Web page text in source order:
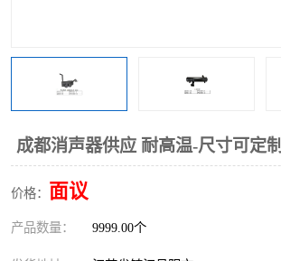
成都消声器供应 耐高温-尺寸可定制
价格： 面议
产品数量： 9999.00个